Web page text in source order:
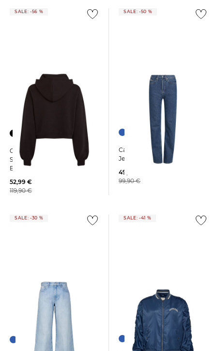
SALE: -56 %
Calvin Klein Jeans | Damen
Sweatshirt aus Bio-
Baumwolle
52,99 €
119,90 €
SALE: -50 %
Calvin Klein Jeans | Damen
Jeans HIGH RISE STRAIGHT
49,99 €
99,90 €
SALE: -30 % SALE: -41 %